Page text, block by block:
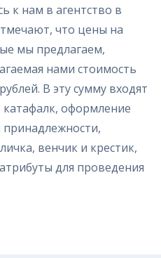
к нам в агентство в
что цены на
мы предлагаем,
нами стоимость
В эту сумму входят
катафалк, оформление
принадлежности,
венчик и крестик,
для проведения